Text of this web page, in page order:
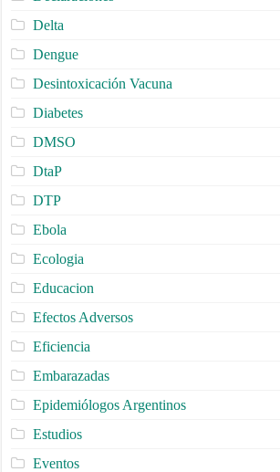
Delta
Dengue
Desintoxicación Vacuna
Diabetes
DMSO
DtaP
DTP
Ebola
Ecologia
Educacion
Efectos Adversos
Eficiencia
Embarazadas
Epidemiólogos Argentinos
Estudios
Eventos